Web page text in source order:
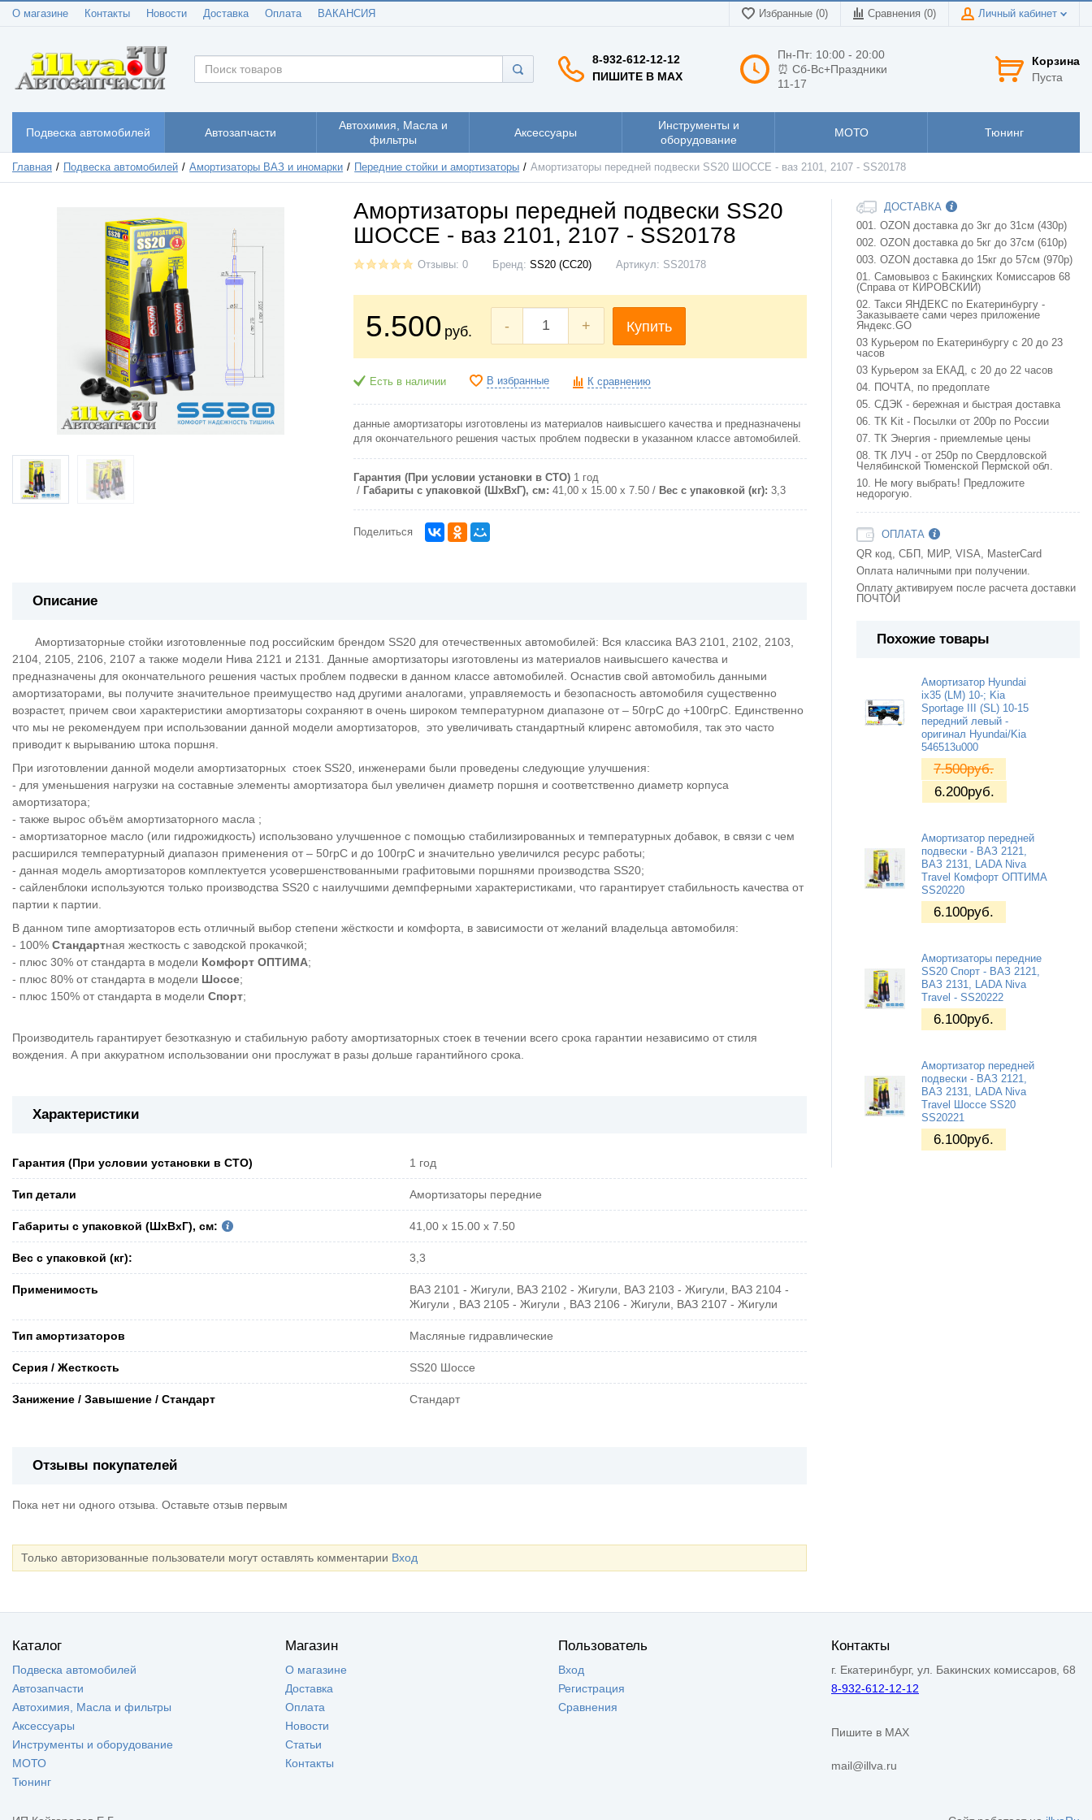
О магазине Контакты Новости Доставка Оплата ВАКАНСИЯ Избранные (0) Сравнения (0) Личный кабинет
8-932-612-12-12
ПИШИТЕ В MAX
Пн-Пт: 10:00 - 20:00
⏰ Сб-Вс+Праздники
11-17
Корзина
Пуста
Подвеска автомобилей Автозапчасти
Автохимия, Масла и
фильтры
Аксессуары
Инструменты и
оборудование
МОТО Тюнинг
Главная Подвеска автомобилей Амортизаторы ВАЗ и иномарки Передние стойки и амортизаторы Амортизаторы передней подвески SS20 ШОССЕ - ваз 2101, 2107 - SS20178
Амортизаторы передней подвески SS20
ШОССЕ - ваз 2101, 2107 - SS20178
Отзывы: 0 Бренд: SS20 (СС20) Артикул: SS20178
5.500 руб. - + Купить
Есть в наличии В избранные К сравнению
данные амортизаторы изготовлены из материалов наивысшего качества и предназначены
для окончательного решения частых проблем подвески в указанном классе автомобилей.
Гарантия (При условии установки в СТО) 1 год
Габариты с упаковкой (ШxВxГ), см: 41,00 x 15.00 x 7.50 Вес с упаковкой (кг): 3,3
Поделиться
Описание
Амортизаторные стойки изготовленные под российским брендом SS20 для отечественных автомобилей: Вся классика ВАЗ 2101, 2102, 2103,
2104, 2105, 2106, 2107 а также модели Нива 2121 и 2131. Данные амортизаторы изготовлены из материалов наивысшего качества и
предназначены для окончательного решения частых проблем подвески в данном классе автомобилей. Оснастив свой автомобиль данными
амортизаторами, вы получите значительное преимущество над другими аналогами, управляемость и безопасность автомобиля существенно
возрастет, причем свои характеристики амортизаторы сохраняют в очень широком температурном диапазоне от – 50грС до +100грС. Единственно
что мы не рекомендуем при использовании данной модели амортизаторов, это увеличивать стандартный клиренс автомобиля, так это часто
приводит к вырыванию штока поршня.
При изготовлении данной модели амортизаторных стоек SS20, инженерами были проведены следующие улучшения:
- для уменьшения нагрузки на составные элементы амортизатора был увеличен диаметр поршня и соответственно диаметр корпуса
амортизатора;
- также вырос объём амортизаторного масла ;
- амортизаторное масло (или гидрожидкость) использовано улучшенное с помощью стабилизированных и температурных добавок, в связи с чем
расширился температурный диапазон применения от – 50грС и до 100грС и значительно увеличился ресурс работы;
- данная модель амортизаторов комплектуется усовершенствованными графитовыми поршнями производства SS20;
- сайленблоки используются только производства SS20 с наилучшими демпферными характеристиками, что гарантирует стабильность качества от
партии к партии.
В данном типе амортизаторов есть отличный выбор степени жёсткости и комфорта, в зависимости от желаний владельца автомобиля:
- 100% Стандартная жесткость с заводской прокачкой;
- плюс 30% от стандарта в модели Комфорт ОПТИМА;
- плюс 80% от стандарта в модели Шоссе;
- плюс 150% от стандарта в модели Спорт;
Производитель гарантирует безотказную и стабильную работу амортизаторных стоек в течении всего срока гарантии независимо от стиля
вождения. А при аккуратном использовании они прослужат в разы дольше гарантийного срока.
Характеристики
Гарантия (При условии установки в СТО) 1 год
Тип детали Амортизаторы передние
Габариты с упаковкой (ШxВxГ), см: 41,00 x 15.00 x 7.50
Вес с упаковкой (кг): 3,3
Применимость
ВАЗ 2101 - Жигули, ВАЗ 2102 - Жигули, ВАЗ 2103 - Жигули, ВАЗ 2104 -
Жигули , ВАЗ 2105 - Жигули , ВАЗ 2106 - Жигули, ВАЗ 2107 - Жигули
Тип амортизаторов Масляные гидравлические
Серия / Жесткость SS20 Шоссе
Занижение / Завышение / Стандарт Стандарт
Отзывы покупателей
Пока нет ни одного отзыва. Оставьте отзыв первым
Только авторизованные пользователи могут оставлять комментарии Вход
ДОСТАВКА
001. OZON доставка до 3кг до 31см (430р)
002. OZON доставка до 5кг до 37см (610р)
003. OZON доставка до 15кг до 57см (970р)
01. Самовывоз с Бакинских Комиссаров 68
(Справа от КИРОВСКИЙ)
02. Такси ЯНДЕКС по Екатеринбургу -
Заказываете сами через приложение
Яндекс.GO
03 Курьером по Екатеринбургу с 20 до 23
часов
03 Курьером за ЕКАД, с 20 до 22 часов
04. ПОЧТА, по предоплате
05. СДЭК - бережная и быстрая доставка
06. ТК Kit - Посылки от 200р по России
07. ТК Энергия - приемлемые цены
08. ТК ЛУЧ - от 250р по Свердловской
Челябинской Тюменской Пермской обл.
10. Не могу выбрать! Предложите
недорогую.
ОПЛАТА
QR код, СБП, МИР, VISA, MasterCard
Оплата наличными при получении.
Оплату активируем после расчета доставки
ПОЧТОЙ
Похожие товары
Амортизатор Hyundai
ix35 (LM) 10-; Kia
Sportage III (SL) 10-15
передний левый -
оригинал Hyundai/Kia
546513u000
7.500руб.
6.200руб.
Амортизатор передней
подвески - ВАЗ 2121,
ВАЗ 2131, LADA Niva
Travel Комфорт ОПТИМА
SS20220
6.100руб.
Амортизаторы передние
SS20 Спорт - ВАЗ 2121,
ВАЗ 2131, LADA Niva
Travel - SS20222
6.100руб.
Амортизатор передней
подвески - ВАЗ 2121,
ВАЗ 2131, LADA Niva
Travel Шоссе SS20
SS20221
6.100руб.
Каталог
Подвеска автомобилей
Автозапчасти
Автохимия, Масла и фильтры
Аксессуары
Инструменты и оборудование
МОТО
Тюнинг
Магазин
О магазине
Доставка
Оплата
Новости
Статьи
Контакты
Пользователь
Вход
Регистрация
Сравнения
Контакты
г. Екатеринбург, ул. Бакинских комиссаров, 68
8-932-612-12-12
Пишите в MAX
mail@illva.ru